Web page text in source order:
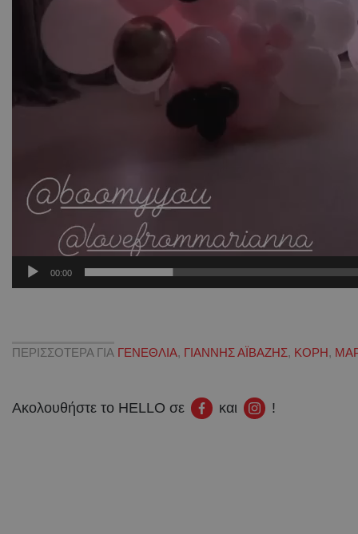
00:00
ΠΕΡΙΣΣΟΤΕΡΑ ΓΙΑ ΓΕΝΕΘΛΙΑ, ΓΙΑΝΝΗΣ ΑΪΒΑΖΗΣ, ΚΟΡΗ,
Ακολουθήστε το HELLO σε και !